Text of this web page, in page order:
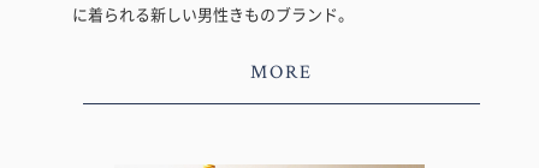
に着られる新しい男性きものブランド。
MORE